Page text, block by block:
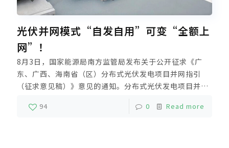
光伏并网模式“自发自用”可变“全额上
网”！
8月3日，国家能源局南方监管局发布关于公开征求《广
东、广西、海南省（区）分布式光伏发电项目并网指引
（征求意见稿）》意见的通知。分布式光伏发电项目并网
模式“自发自用”可变“全额上网”，可“容缺办理”！
详细内容请跟随小编一起来解读吧~
94 0 Read more